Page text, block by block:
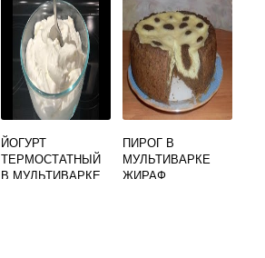
ЙОГУРТ
ТЕРМОСТАТНЫЙ
В МУЛЬТИВАРКЕ
ПИРОГ В
МУЛЬТИВАРКЕ
ЖИРАФ